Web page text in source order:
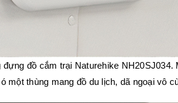
đựng đồ cắm trại Naturehike
một thùng mang đồ du lịch, dã ngoại vô